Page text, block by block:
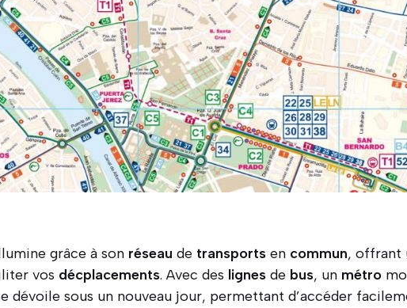
grâce à son réseau de transports en commun, offrant
vos décplacements. Avec des lignes de bus, un métro
dévoile sous un nouveau jour, permettant d’accéder